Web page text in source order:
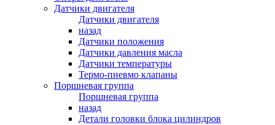
Датчики двигателя
Датчики двигателя
назад
Датчики положения
Датчики давления масла
Датчики температуры
Термо-пневмо клапаны
Поршневая группа
Поршневая группа
назад
Детали головки блока цилиндров